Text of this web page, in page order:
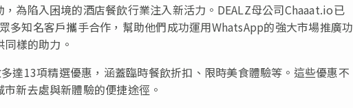
為陷入困境的酒店餐飲行業注入新活力。DEALZ母公司Chaaat.io已
多知名客戶攜手合作，幫助他們成功運用WhatsApp的強大市場推廣功
樣的助力。
達13項精選優惠，涵蓋臨時餐飲折扣、限時美食體驗等。這些優惠不
新去處與新體驗的便捷途徑。